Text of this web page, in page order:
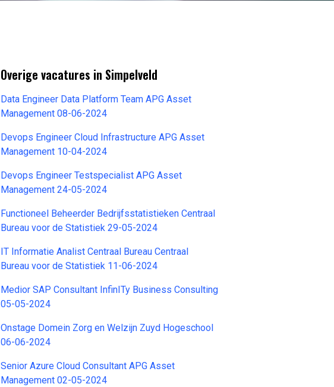
Overige vacatures in Simpelveld
Data Engineer Data Platform Team APG Asset
Management 08-06-2024
Devops Engineer Cloud Infrastructure APG Asset
Management 10-04-2024
Devops Engineer Testspecialist APG Asset
Management 24-05-2024
Functioneel Beheerder Bedrijfsstatistieken Centraal
Bureau voor de Statistiek 29-05-2024
IT Informatie Analist Centraal Bureau Centraal
Bureau voor de Statistiek 11-06-2024
Medior SAP Consultant InfinITy Business Consulting
05-05-2024
Onstage Domein Zorg en Welzijn Zuyd Hogeschool
06-06-2024
Senior Azure Cloud Consultant APG Asset
Management 02-05-2024